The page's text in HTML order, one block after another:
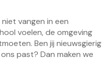
vangen in een
voelen, de omgeving
Ben jij nieuwsgierig
past? Dan maken we